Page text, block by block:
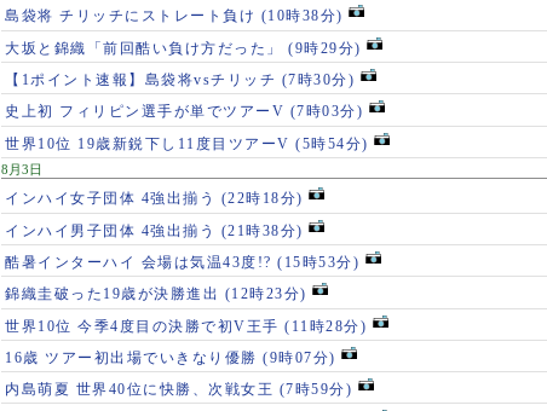
島袋将 チリッチにストレート負け (10時38分)
大坂と錦織「前回酷い負け方だった」 (9時29分)
【1ポイント速報】島袋将vsチリッチ (7時30分)
史上初 フィリピン選手が単でツアーV (7時03分)
世界10位 19歳新鋭下し11度目ツアーV (5時54分)
8月3日
インハイ女子団体 4強出揃う (22時18分)
インハイ男子団体 4強出揃う (21時38分)
酷暑インターハイ 会場は気温43度!? (15時53分)
錦織圭破った19歳が決勝進出 (12時23分)
世界10位 今季4度目の決勝で初V王手 (11時28分)
16歳 ツアー初出場でいきなり優勝 (9時07分)
内島萌夏 世界40位に快勝、次戦女王 (7時59分)